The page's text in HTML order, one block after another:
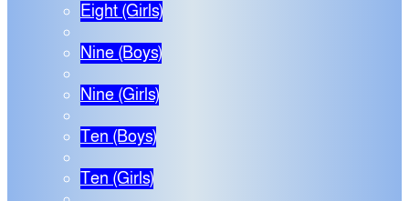
Eight (Girls)
Nine (Boys)
Nine (Girls)
Ten (Boys)
Ten (Girls)